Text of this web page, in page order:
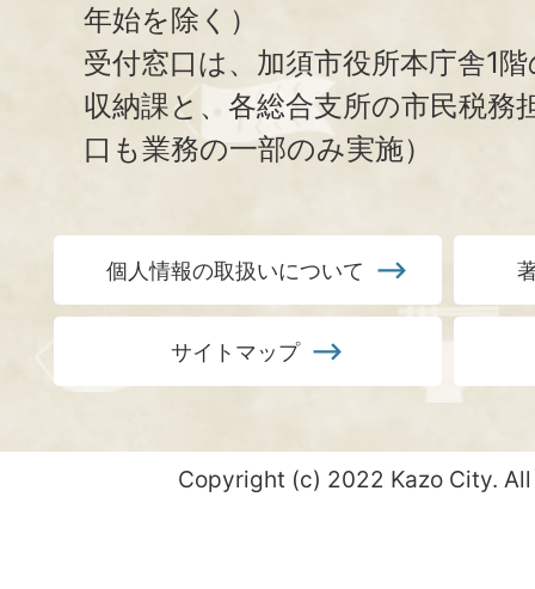
年始を除く）
受付窓口は、加須市役所本庁舎1
収納課と、 各総合支所の市民税務
口も業務の一部のみ実施）
個人情報の取扱いについて
サイトマップ
Copyright (c) 2022 Kazo City.